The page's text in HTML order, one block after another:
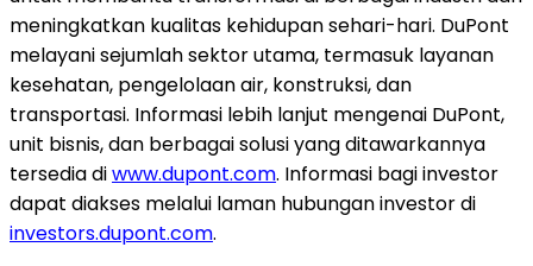
meningkatkan kualitas kehidupan sehari-hari. DuPont
melayani sejumlah sektor utama, termasuk layanan
kesehatan, pengelolaan air, konstruksi, dan
transportasi. Informasi lebih lanjut mengenai DuPont,
unit bisnis, dan berbagai solusi yang ditawarkannya
tersedia diwww.dupont.com. Informasi bagi investor
dapat diakses melalui laman hubungan investor di
investors.dupont.com.